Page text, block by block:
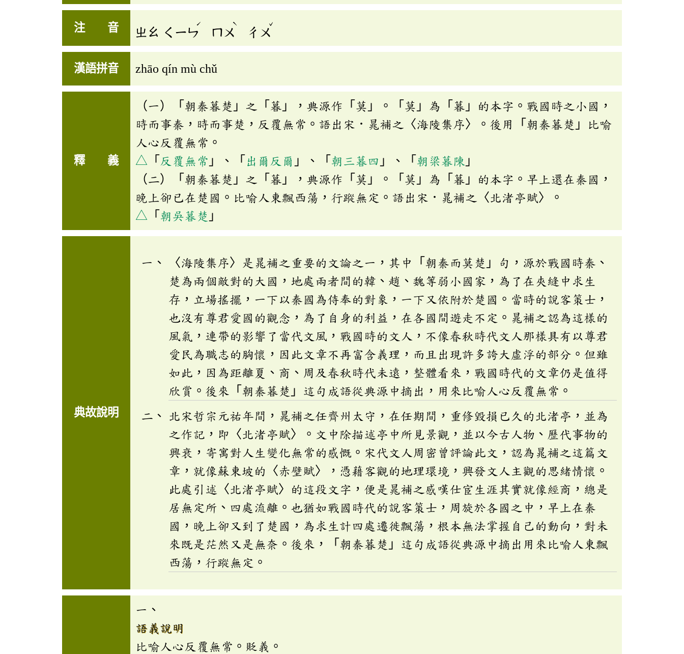
注 音 ㄓㄠ ㄑㄧㄣ
ˊ
ㄇㄨ
ˋ
ㄔㄨ
ˇ
漢語拼音 zhāo qín mù chǔ
釋 義
（一）「朝秦暮楚」之「暮」，典源作「莫」。「莫」為「暮」的本字。戰國時之小國，
時而事秦，時而事楚，反覆無常。語出宋．晁補之〈海陵集序〉。後用「朝秦暮楚」比喻
人心反覆無常。
△ 「 反覆無常 」、「 出爾反爾 」、「 朝三暮四 」、「 朝梁暮陳 」
（二）「朝秦暮楚」之「暮」，典源作「莫」。「莫」為「暮」的本字。早上還在秦國，
晚上卻已在楚國。比喻人東飄西蕩，行蹤無定。語出宋．晁補之〈北渚亭賦〉。
△ 「 朝吳暮楚 」
典故說明
〈海陵集序〉是晁補之重要的文論之一，其中「朝秦而莫楚」句，源於戰國時秦、
楚為兩個敵對的大國，地處兩者間的韓、趙、魏等弱小國家，為了在夾縫中求生
存，立場搖擺，一下以秦國為侍奉的對象，一下又依附於楚國。當時的說客策士，
也沒有尊君愛國的觀念，為了自身的利益，在各國間遊走不定。晁補之認為這樣的
風氣，連帶的影響了當代文風，戰國時的文人，不像春秋時代文人那樣具有以尊君
愛民為職志的胸懷，因此文章不再富含義理，而且出現許多誇大虛浮的部分。但雖
如此，因為距離夏、商、周及春秋時代未遠，整體看來，戰國時代的文章仍是值得
欣賞。後來「朝秦暮楚」這句成語從典源中摘出，用來比喻人心反覆無常。
北宋哲宗元祐年間，晁補之任齊州太守，在任期間，重修毀損已久的北渚亭，並為
之作記，即〈北渚亭賦〉。文中除描述亭中所見景觀，並以今古人物、歷代事物的
興衰，寄寓對人生變化無常的感慨。宋代文人周密曾評論此文，認為晁補之這篇文
章，就像蘇東坡的〈赤壁賦〉，憑藉客觀的地理環境，興發文人主觀的思緒情懷。
此處引述〈北渚亭賦〉的這段文字，便是晁補之感嘆仕宦生涯其實就像經商，總是
居無定所、四處流離。也猶如戰國時代的說客策士，周旋於各國之中，早上在秦
國，晚上卻又到了楚國，為求生計四處遷徙飄蕩，根本無法掌握自己的動向，對未
來既是茫然又是無奈。後來，「朝秦暮楚」這句成語從典源中摘出用來比喻人東飄
西蕩，行蹤無定。
一、
語義說明
比喻人心反覆無常。貶義。